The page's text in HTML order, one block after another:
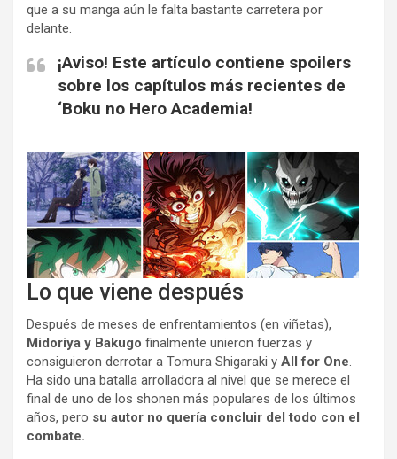
que a su manga aún le falta bastante carretera por
delante.
¡Aviso! Este artículo contiene spoilers
sobre los capítulos más recientes de
‘Boku no Hero Academia!
Lo que viene después
Después de meses de enfrentamientos (en viñetas),
Midoriya y Bakugo finalmente unieron fuerzas y
consiguieron derrotar a Tomura Shigaraki y All for One.
Ha sido una batalla arrolladora al nivel que se merece el
final de uno de los shonen más populares de los últimos
años, pero su autor no quería concluir del todo con el
combate.